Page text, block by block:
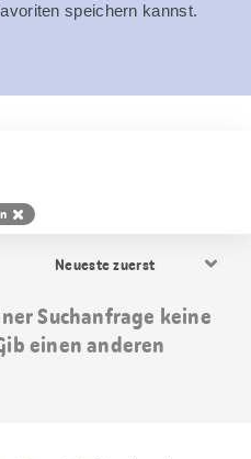
speichern kannst.
Sortierung
Suchanfrage keine
einen anderen